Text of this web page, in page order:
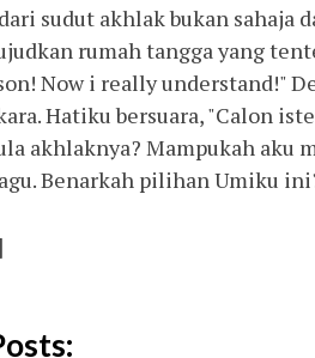
sudut akhlak bukan sahaja
rumah tangga yang
Now i really understand!"
Hatiku bersuara, "Calon
akhlaknya? Mampukah aku
Benarkah pilihan Umiku